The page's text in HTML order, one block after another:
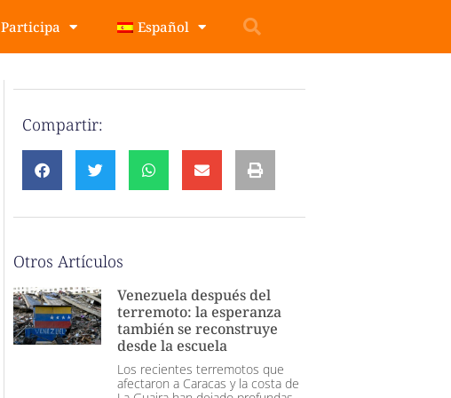
Participa Español
Compartir:
Otros Artículos
Venezuela después del
terremoto: la esperanza
también se reconstruye
desde la escuela
Los recientes terremotos que
afectaron a Caracas y la costa de